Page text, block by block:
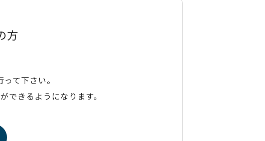
方
て下さい。
できるようになります。